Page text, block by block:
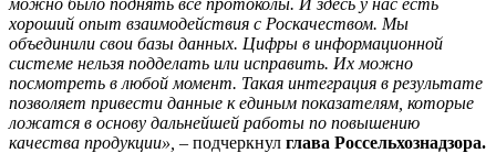
хороший опыт взаимодействия с Роскачеством. Мы
объединили свои базы данных. Цифры в информационной
системе нельзя подделать или исправить. Их можно
посмотреть в любой момент. Такая интеграция в результате
позволяет привести данные к единым показателям, которые
ложатся в основу дальнейшей работы по повышению
качества продукции», – подчеркнул глава Россельхознадзора.